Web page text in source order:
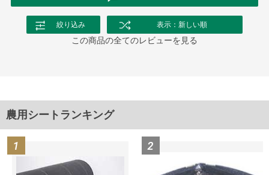
絞り込み 表示：新しい順
この商品の全てのレビューを見る
農用シートランキング